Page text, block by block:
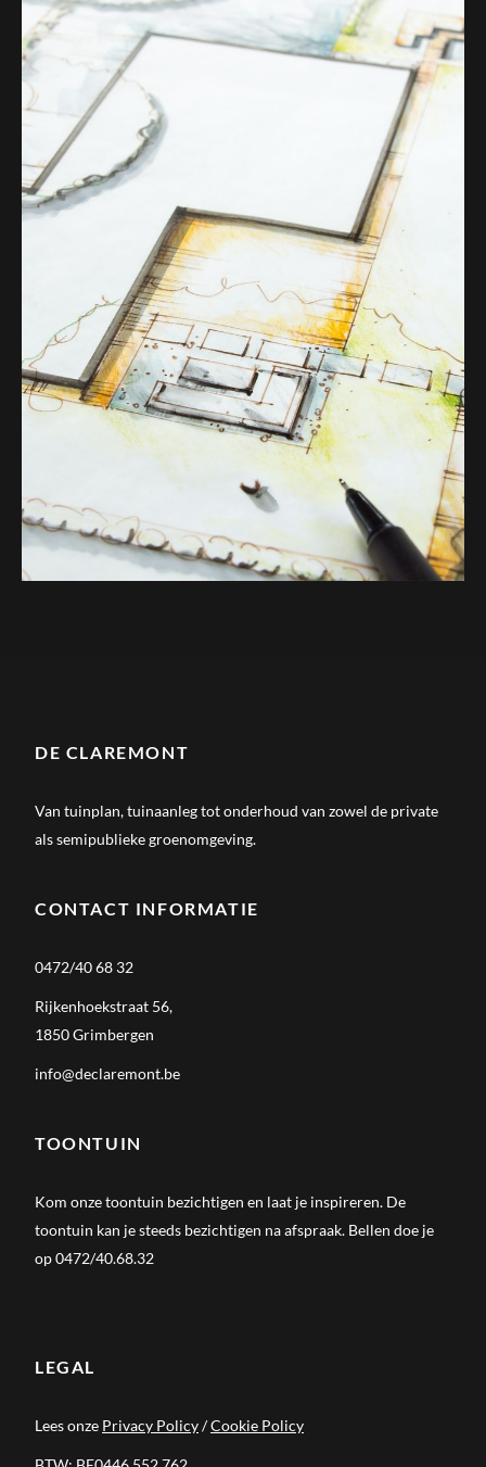
DE CLAREMONT
Van tuinplan, tuinaanleg tot onderhoud van zowel de private
als semipublieke groenomgeving.
CONTACT INFORMATIE
0472/40 68 32
Rijkenhoekstraat 56,
1850 Grimbergen
info@declaremont.be
TOONTUIN
Kom onze toontuin bezichtigen en laat je inspireren. De
toontuin kan je steeds bezichtigen na afspraak. Bellen doe je
op 0472/40.68.32
LEGAL
Lees onze Privacy Policy/Cookie Policy